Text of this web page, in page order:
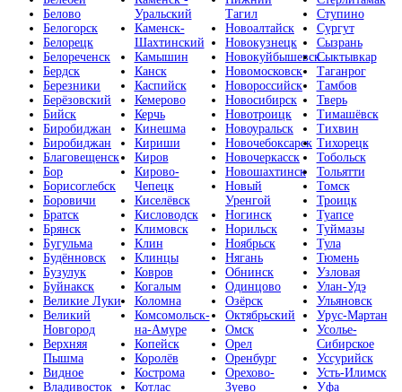
Белово
Белогорск
Белорецк
Белореченск
Бердск
Березники
Берёзовский
Бийск
Биробиджан
Биробиджан
Благовещенск
Бор
Борисоглебск
Боровичи
Братск
Брянск
Бугульма
Будённовск
Бузулук
Буйнакск
Великие Луки
Великий
Новгород
Верхняя
Пышма
Видное
Владивосток
Уральский
Каменск-
Шахтинский
Камышин
Канск
Каспийск
Кемерово
Керчь
Кинешма
Кириши
Киров
Кирово-
Чепецк
Киселёвск
Кисловодск
Климовск
Клин
Клинцы
Ковров
Когалым
Коломна
Комсомольск-
на-Амуре
Копейск
Королёв
Кострома
Котлас
Тагил
Новоалтайск
Новокузнецк
Новокуйбышевск
Новомосковск
Новороссийск
Новосибирск
Новотроицк
Новоуральск
Новочебоксарск
Новочеркасск
Новошахтинск
Новый
Уренгой
Ногинск
Норильск
Ноябрьск
Нягань
Обнинск
Одинцово
Озёрск
Октябрьский
Омск
Орел
Оренбург
Орехово-
Зуево
Ступино
Сургут
Сызрань
Сыктывкар
Таганрог
Тамбов
Тверь
Тимашёвск
Тихвин
Тихорецк
Тобольск
Тольятти
Томск
Троицк
Туапсе
Туймазы
Тула
Тюмень
Узловая
Улан-Удэ
Ульяновск
Урус-Мартан
Усолье-
Сибирское
Уссурийск
Усть-Илимск
Уфа